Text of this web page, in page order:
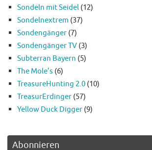
Sondeln mit Seidel (12)
Sondelnextrem (37)
Sondengänger (7)
Sondengänger TV (3)
Subterran Bayern (5)
The Mole’s (6)
TreasureHunting 2.0 (10)
TreasurErdinger (57)
Yellow Duck Digger (9)
Abonnieren